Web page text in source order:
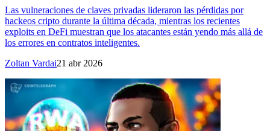
Las vulneraciones de claves privadas lideraron las pérdidas por
hackeos cripto durante la última década, mientras los recientes
exploits en DeFi muestran que los atacantes están yendo más allá de
los errores en contratos inteligentes.
Zoltan Vardai21 abr 2026